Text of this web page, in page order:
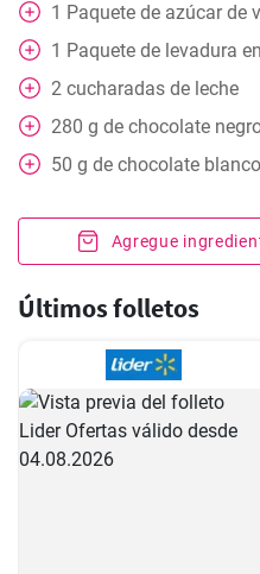
1 Paquete de azúcar de
1 Paquete de levadura
2 cucharadas de leche
280 g de chocolate
50 g de chocolate
Agregue
Últimos folletos